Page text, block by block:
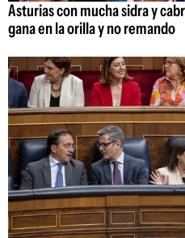
Asturias con mucha sidra y
gana en la orilla y no remando